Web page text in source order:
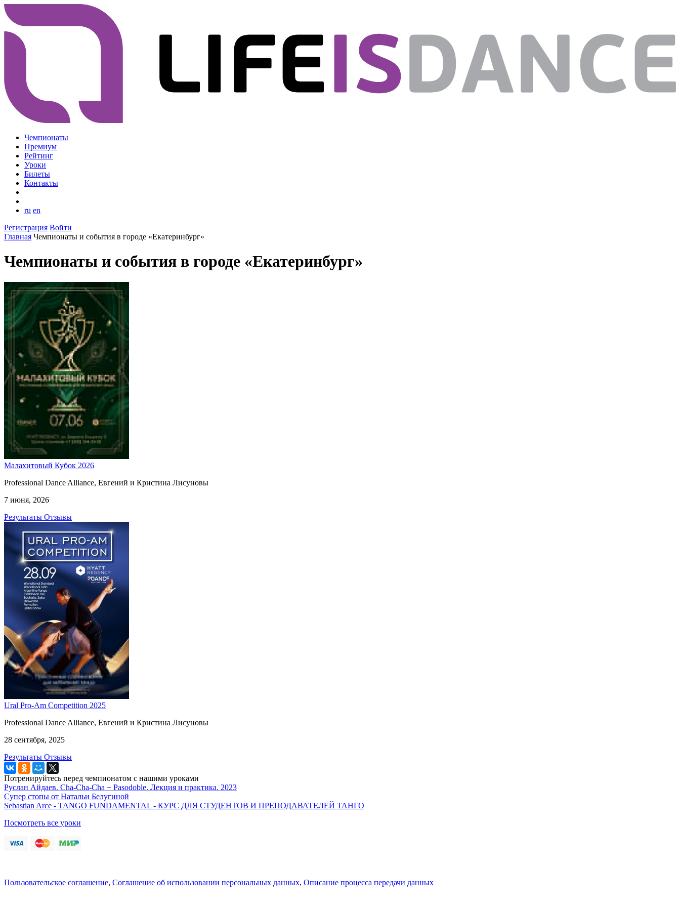
Чемпионаты
Премиум
Рейтинг
Уроки
Билеты
Контакты
ru en
Регистрация Войти
Главная Чемпионаты и события в городе «Екатеринбург»
Чемпионаты и события в городе «Екатеринбург»
Малахитовый Кубок 2026
Professional Dance Alliance, Евгений и Кристина Лисуновы
7 июня, 2026
Результаты Отзывы
Ural Pro-Am Competition 2025
Professional Dance Alliance, Евгений и Кристина Лисуновы
28 сентября, 2025
Результаты Отзывы
Потренируйтесь перед чемпионатом с нашими уроками
Руслан Айдаев. Cha-Cha-Cha + Pasodoble. Лекция и практика. 2023
Супер стопы от Натальи Белугиной
Sebastian Arce - TANGO FUNDAMENTAL - КУРС ДЛЯ СТУДЕНТОВ И ПРЕПОДАВАТЕЛЕЙ ТАНГО
Посмотреть все уроки
Пользовательское соглашение, Соглашение об использовании персональных данных, Описание процесса передачи данных